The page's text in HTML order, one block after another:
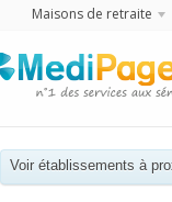
Maisons de retraite
Voir établissements à